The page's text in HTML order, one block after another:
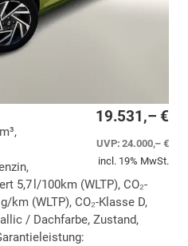
19.531,– €
UVP:24.000,– €
incl. 19% MwSt.
5,7 l/100km (WLTP), CO₂-
km (WLTP), CO₂-Klasse D,
/ Dachfarbe, Zustand,